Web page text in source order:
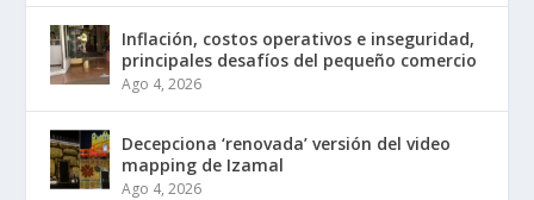
Inflación, costos operativos e inseguridad,
principales desafíos del pequeño comercio
Ago 4, 2026
Decepciona ‘renovada’ versión del video
mapping de Izamal
Ago 4, 2026